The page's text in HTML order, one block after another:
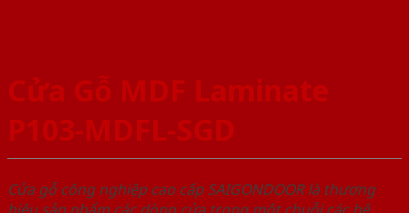
Cửa Gỗ MDF Laminate
P103-MDFL-SGD
Cửa gỗ công nghiệp cao cấp SAIGONDOOR là thương
hiệu sản phẩm các dòng cửa trong một chuỗi các hệ